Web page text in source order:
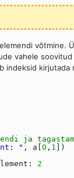
võtmine.
vahele
indeksid
ja
" , a[ 0 , 1 ])
2